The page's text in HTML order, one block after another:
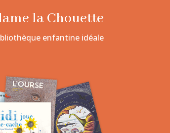
la Chouette
enfantine idéale